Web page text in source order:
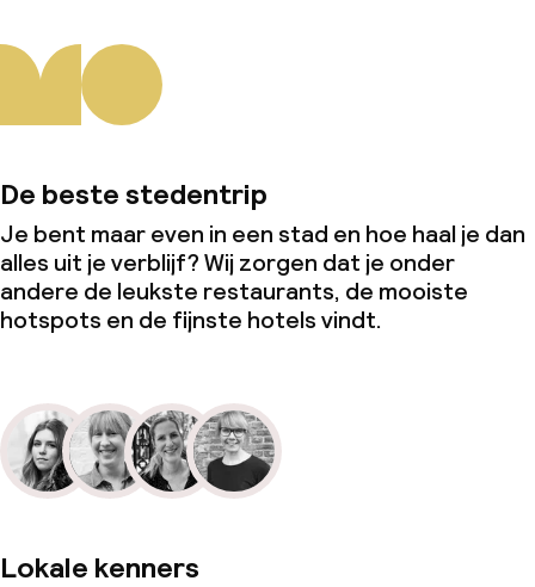
De beste stedentrip
Je bent maar even in een stad en hoe haal je dan
alles uit je verblijf? Wij zorgen dat je onder
andere de leukste restaurants, de mooiste
hotspots en de fijnste hotels vindt.
Lokale kenners